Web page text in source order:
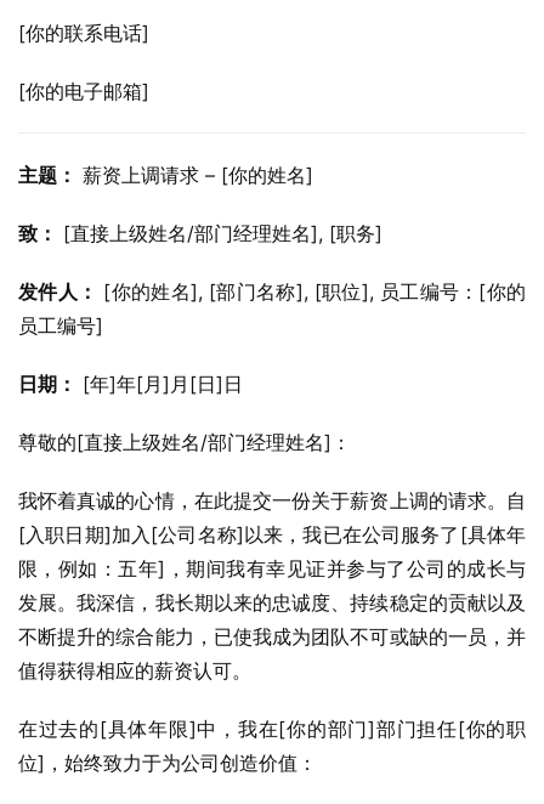
[你的联系电话]
[你的电子邮箱]
主题： 薪资上调请求 – [你的姓名]
致： [直接上级姓名/部门经理姓名], [职务]
发件人： [你的姓名], [部门名称], [职位], 员工编号：[你的
员工编号]
日期： [年]年[月]月[日]日
尊敬的[直接上级姓名/部门经理姓名]：
我怀着真诚的心情，在此提交一份关于薪资上调的请求。自
[入职日期]加入[公司名称]以来，我已在公司服务了[具体年
限，例如：五年]，期间我有幸见证并参与了公司的成长与
发展。我深信，我长期以来的忠诚度、持续稳定的贡献以及
不断提升的综合能力，已使我成为团队不可或缺的一员，并
值得获得相应的薪资认可。
在过去的[具体年限]中，我在[你的部门]部门担任[你的职
位]，始终致力于为公司创造价值：